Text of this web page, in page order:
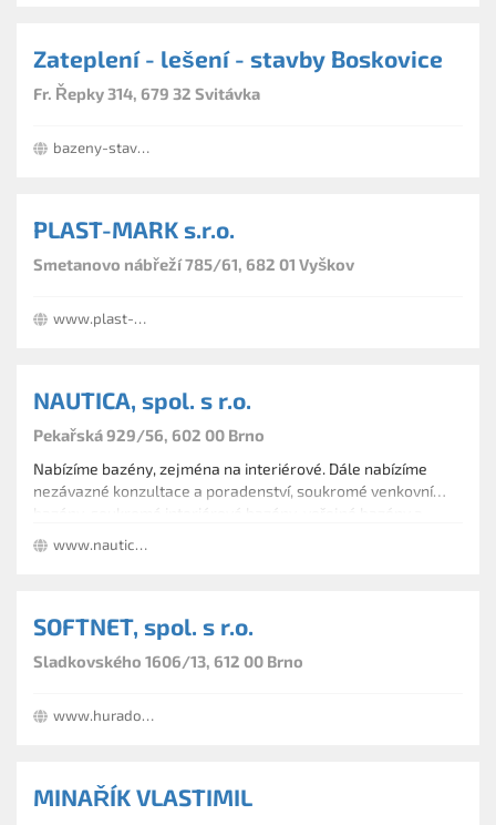
Zateplení - lešení - stavby Boskovice
Fr. Řepky 314, 679 32 Svitávka
bazeny-stavby-fasady.zatepleniboskovice.cz
PLAST-MARK s.r.o.
Smetanovo nábřeží 785/61, 682 01 Vyškov
www.plast-mark.cz
NAUTICA, spol. s r.o.
Pekařská 929/56, 602 00 Brno
Nabízíme bazény, zejména na interiérové. Dále nabízíme
nezávazné konzultace a poradenství, soukromé venkovní
wellness provozy a vodní prvky.
www.nautica.cz
SOFTNET, spol. s r.o.
Sladkovského 1606/13, 612 00 Brno
www.huradovody.cz
MINAŘÍK VLASTIMIL